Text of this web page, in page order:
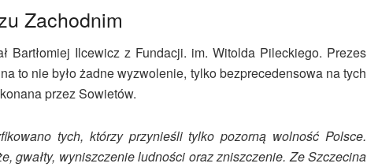
Zachodnim
Bartłomiej Ilcewicz z Fundacji. im. Witolda Pileckiego. Prezes
to nie było żadne wyzwolenie, tylko bezprecedensowa na tych
przez Sowietów.
tych, którzy przynieśli tylko pozorną wolność Polsce.
gwałty, wyniszczenie ludności oraz zniszczenie. Ze Szczecina